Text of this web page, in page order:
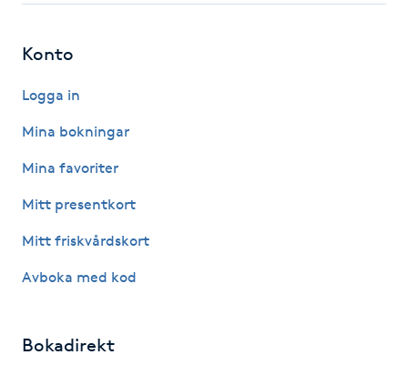
Hälsprickor
Idrottsmassage
IPL hårborttagning
IR-massage
Konto
Logga in
Mina bokningar
Mina favoriter
Mitt presentkort
Mitt friskvårdskort
Avboka med kod
Bokadirekt